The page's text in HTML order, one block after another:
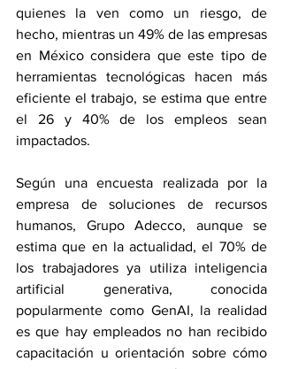
quienes la ven como un riesgo, de
hecho, mientras un 49% de las empresas
en México considera que este tipo de
herramientas tecnológicas hacen más
eficiente el trabajo, se estima que entre
el 26 y 40% de los empleos sean
impactados.
Según una encuesta realizada por la
empresa de soluciones de recursos
humanos, Grupo Adecco, aunque se
estima que en la actualidad, el 70% de
los trabajadores ya utiliza inteligencia
artificial generativa, conocida
popularmente como GenAI, la realidad
es que hay empleados no han recibido
capacitación u orientación sobre cómo